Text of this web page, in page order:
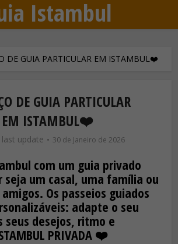
Istambul
DE GUIA PARTICULAR EM ISTAMBUL❤️
DE GUIA PARTICULAR
EM ISTAMBUL❤️
update 30 de Janeiro de 2026
com um guia privado
um casal, uma família ou
Os passeios guiados
adapte o seu
seus desejos, ritmo e
PRIVADA ❤️